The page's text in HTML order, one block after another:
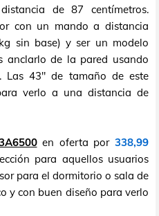
de 87 centímetros.
con un mando a distancia
sin base) y ser un modelo
anclarlo de la pared usando
Las 43" de tamaño de este
verlo a una distancia de
en oferta por 338,99
para aquellos usuarios
para el dormitorio o sala de
y con buen diseño para verlo